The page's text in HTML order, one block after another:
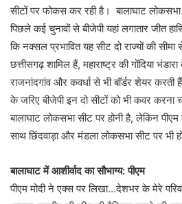
सीटों पर फोकस कर रही है। बालाघाट लोकसभा
पिछले कई चुनावों से बीजेपी यहां लगातार जीत
कि नक्सल प्रभावित यह सीट दो राज्यों की
छत्तीसगढ़ शामिल हैं, महाराष्ट्र की गोंदिया
राजनांदगांव और कवर्धा से भी बॉर्डर शेयर करती
के जरिए बीजेपी इन दो सीटों को भी कवर करना
बालाघाट लोकसभा सीट पर होनी है, लेकिन
साथ छिंदवाड़ा और मंडला लोकसभा सीट पर भी
बालाघाट में आशीर्वाद का सौभाग्य: पीएम
पीएम मोदी ने एक्स पर लिखा…देशभर के मेरे